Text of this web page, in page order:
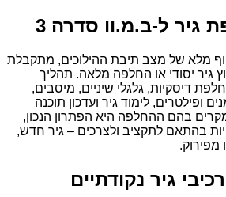
גיר ל-ב.מ.וו סדרה 3
מלא של מצב תיבת ההילוכים, מתקבלת
גיר יסודי או החלפה מלאה. תהליך
דיסקיות, גלגלי שיניים, מיסבים,
ופילטרים, לימוד גיר ועדכון תוכנה
בהם ההחלפה היא הפתרון הנכון,
בהתאם לתקציב ולצרכים – גיר חדש,
מפירוק.
גיר נקודתיים